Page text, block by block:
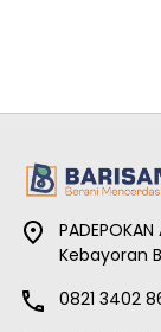
Kebayoran
0821 3402